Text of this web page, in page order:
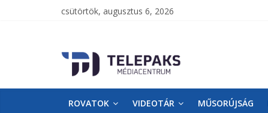
csütörtök, augusztus 6, 2026
TelePaks
Médiacentrum
TelePaks
ROVATOK VIDEOTÁR MŰSORÚJSÁG